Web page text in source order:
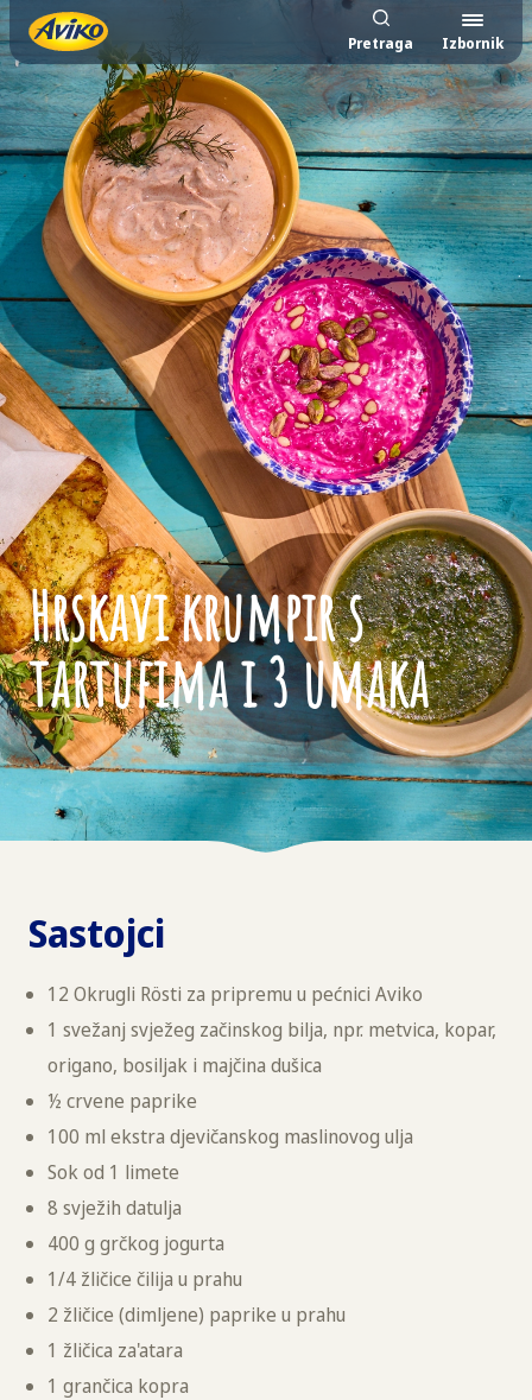
Pretraga Izbornik
Hrskavi krumpir s
tartufima i 3 umaka
Sastojci
12 Okrugli Rösti za pripremu u pećnici Aviko
1 svežanj svježeg začinskog bilja, npr. metvica, kopar,
origano, bosiljak i majčina dušica
½ crvene paprike
100 ml ekstra djevičanskog maslinovog ulja
Sok od 1 limete
8 svježih datulja
400 g grčkog jogurta
1/4 žličice čilija u prahu
2 žličice (dimljene) paprike u prahu
1 žličica za'atara
1 grančica kopra